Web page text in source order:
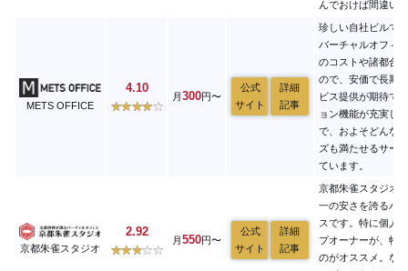
んでおけば間違い
METS OFFICE
4.10
月300円〜
公式
サイト
詳細
記事
珍しい自社ビルで
バーチャルオフィ
のコストや諸都合
ので、安価で長期
ビス提供が期待で
ョン機能が充実し
で、およそどんな
ズも満たせるサー
ています。
京都朱雀スタジオ
2.92
月550円〜
公式
サイト
詳細
記事
京都朱雀スタジオ
一の安さを誇るバ
スです。特に個人
プオーナーが、特
のがオススメ。な